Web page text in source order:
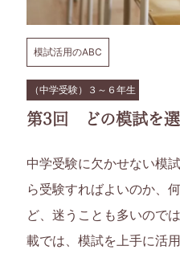
す。
模試活用のABC
（中学受験）３～６年生
第3回 どの模試を選
中学受験に欠かせない模
ら受験すればよいのか、
ど、迷うことも多いので
載では、模試を上手に活